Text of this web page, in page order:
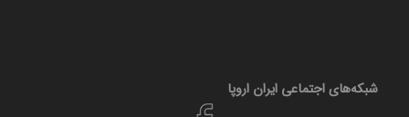
شبکه‌های اجتماعی ایران‌ اروپا